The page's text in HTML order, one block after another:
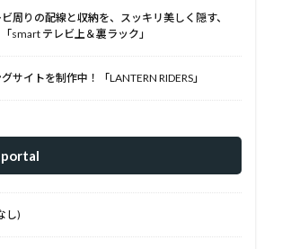
ビ周りの配線と収納を、スッキリ美しく隠す、
smart テレビ上＆裏ラック」
サイトを制作中！「LANTERN RIDERS」
し)